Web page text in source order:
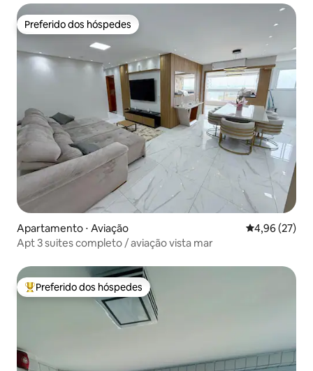
Preferido dos hóspedes
Preferido dos hóspedes
Apartamento ⋅ Aviação 4,96 de uma
4,96 (27)
Apt 3 suites completo / aviação vista mar
Entre os melhores preferidos dos hóspedes
Preferido dos hóspedes